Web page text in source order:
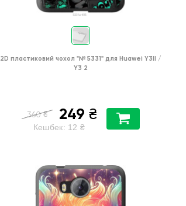
2D пластиковий чохол "№ 5331" для Huawei Y3II /
Y3 2
360 ₴ 249 ₴
Кешбек: 12 ₴